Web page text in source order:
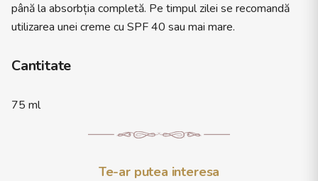
până la absorbția completă. Pe timpul zilei se recomandă
utilizarea unei creme cu SPF 40 sau mai mare.
Cantitate
75 ml
Te-ar putea interesa